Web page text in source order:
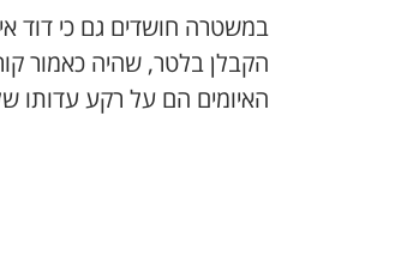
במשטרה חושדים גם כי דוד
הקבלן בלטר, שהיה כאמור
האיומים הם על רקע עדותו